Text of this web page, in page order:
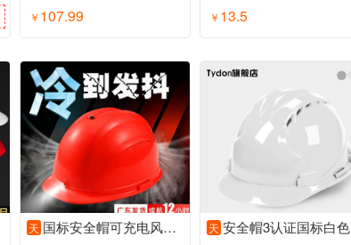
￥ 107.99 ￥ 13.5
天 国标安全帽可充电风扇帽工人建筑超轻空调帽夏季工地防晒遮阳头盔 天 安全帽3认证国标白色c监理男士工地施工建筑加厚高级优质头盔定制